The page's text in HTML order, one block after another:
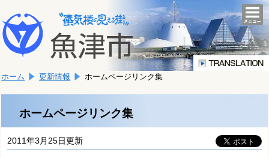
文
へ
移
ま
す。
こ
か
文
ホーム 更新情報 ホームページリンク集
ホームページリンク集
2011年3月25日更新